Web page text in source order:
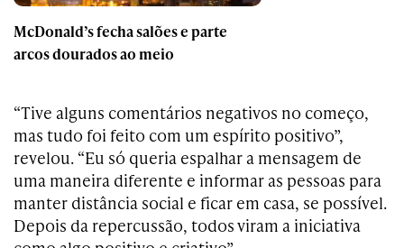
McDonald’s fecha salões e parte
arcos dourados ao meio
“Tive alguns comentários negativos no começo,
mas tudo foi feito com um espírito positivo”,
revelou. “Eu só queria espalhar a mensagem de
uma maneira diferente e informar as pessoas para
manter distância social e ficar em casa, se possível.
Depois da repercussão, todos viram a iniciativa